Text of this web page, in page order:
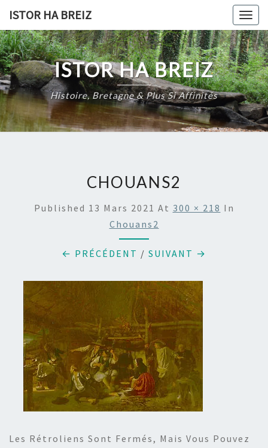
content
ISTOR HA BREIZ
ISTOR HA BREIZ
Histoire, Bretagne & Plus Si Affinités
CHOUANS2
Published 13 Mars 2021 At 300 × 218 In
Chouans2
← PRÉCÉDENT / SUIVANT →
Les Rétroliens Sont Fermés, Mais Vous Pouvez